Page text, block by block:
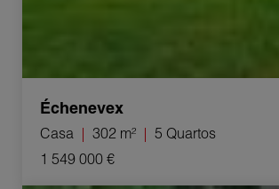
Échenevex
Casa 302 m²
5 Quartos
1 549 000 €